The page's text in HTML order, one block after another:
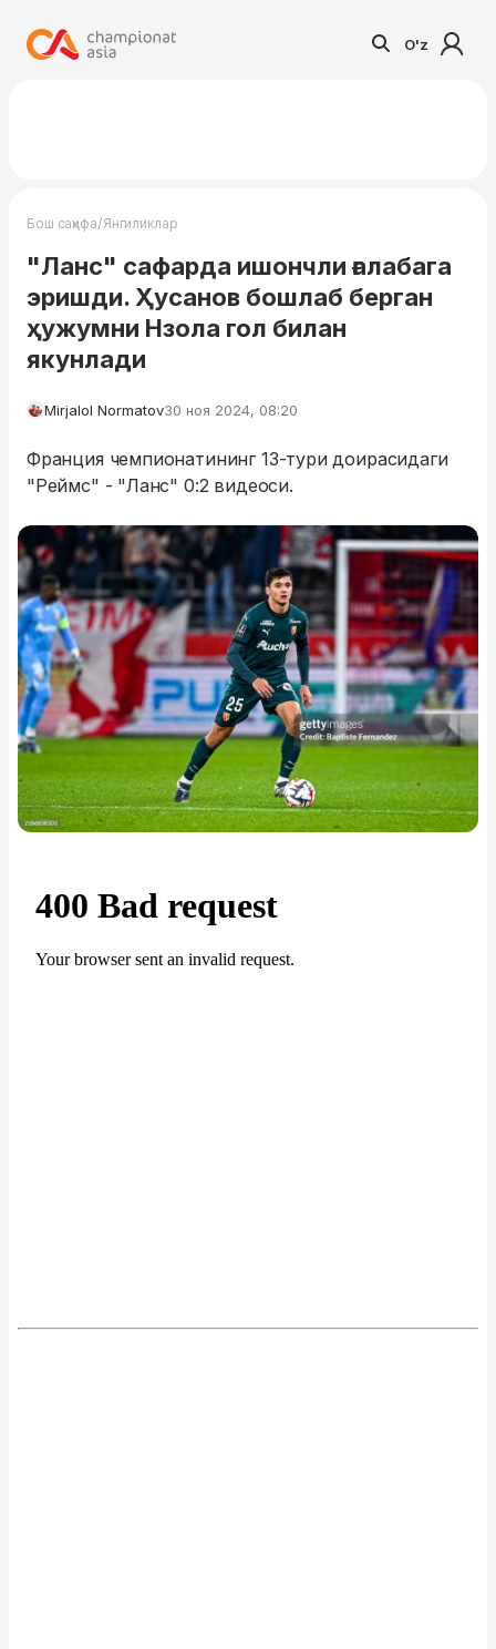
O'z
Бош саҳифа/Янгиликлар
"Ланс" сафарда ишончли ғалабага
эришди. Ҳусанов бошлаб берган
ҳужумни Нзола гол билан
якунлади
Mirjalol Normatov30 ноя 2024, 08:20
Франция чемпионатининг 13-тури доирасидаги
"Реймс" - "Ланс" 0:2 видеоси.